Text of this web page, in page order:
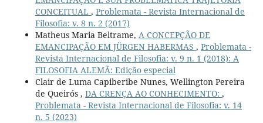
CONCEITUAL , Problemata - Revista Internacional de
Filosofia: v. 8 n. 2 (2017)
Matheus Maria Beltrame, A CONCEPÇÃO DE
EMANCIPAÇÃO EM JÜRGEN HABERMAS , Problemata -
Revista Internacional de Filosofia: v. 9 n. 1 (2018): A
FILOSOFIA ALEMÃ: Edição especial
Clair de Luma Capiberibe Nunes, Wellington Pereira
de Queirós , DA CRENÇA AO CONHECIMENTO: ,
Problemata - Revista Internacional de Filosofia: v. 14
n. 5 (2023)